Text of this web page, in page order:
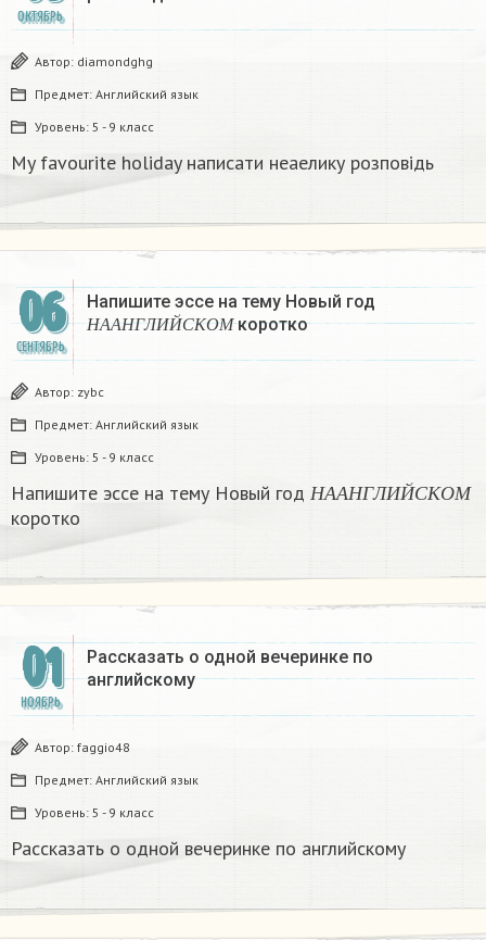
ОКТЯБРЬ
Автор: diamondghg
Предмет: Английский язык
Уровень: 5 - 9 класс
My favourite holiday написати неаелику розповідь
06
СЕНТЯБРЬ
Напишите эссе на тему Новый год
НААН Г Л И Й С К О М
НААНГЛИЙСК ОМ
коротко​
Автор: zybc
Предмет: Английский язык
Уровень: 5 - 9 класс
Напишите эссе на тему Новый год НААН Г Л И Й С К О М
Й
коротко​
01
НОЯБРЬ
Рассказать о одной вечеринке по
английскому
Автор: faggio48
Предмет: Английский язык
Уровень: 5 - 9 класс
Рассказать о одной вечеринке по английскому